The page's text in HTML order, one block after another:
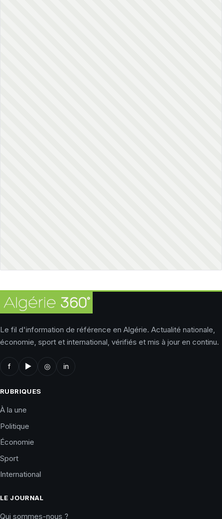
Le fil d'information de référence en Algérie. Actualité nationale,
économie, sport et international, vérifiés et mis à jour en continu.
f ▶ ◎ in
RUBRIQUES
À la une
Politique
Économie
Sport
International
LE JOURNAL
Qui sommes-nous ?